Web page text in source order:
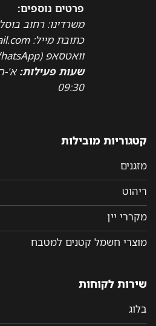
פרטים נוספים:
משרדינו: רחוב בוסל 1 חולון
כתובת מייל: m4aisrael@gmail.com
וואטסאפ (WhatsApp) - 058-6057111
שעות פעילות:
09:30
קטגוריות מובילות
מזגנים
ריהוט
מקררי יין
מוצרי חשמל קטנים למטבח
שירות לקוחות
בלוג